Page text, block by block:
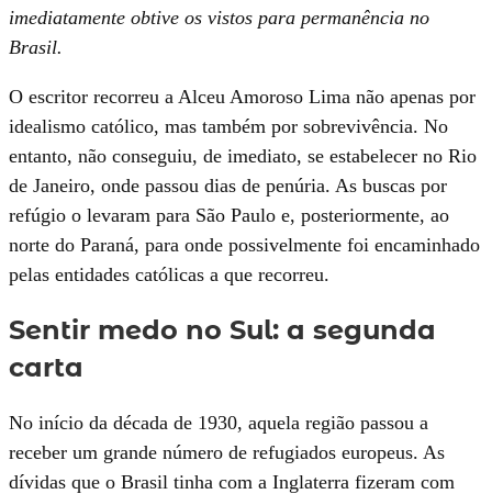
imediatamente obtive os vistos para permanência no
Brasil.
O escritor recorreu a Alceu Amoroso Lima não apenas por
idealismo católico, mas também por sobrevivência. No
entanto, não conseguiu, de imediato, se estabelecer no Rio
de Janeiro, onde passou dias de penúria. As buscas por
refúgio o levaram para São Paulo e, posteriormente, ao
norte do Paraná, para onde possivelmente foi encaminhado
pelas entidades católicas a que recorreu.
Sentir medo no Sul: a segunda
carta
No início da década de 1930, aquela região passou a
receber um grande número de refugiados europeus. As
dívidas que o Brasil tinha com a Inglaterra fizeram com